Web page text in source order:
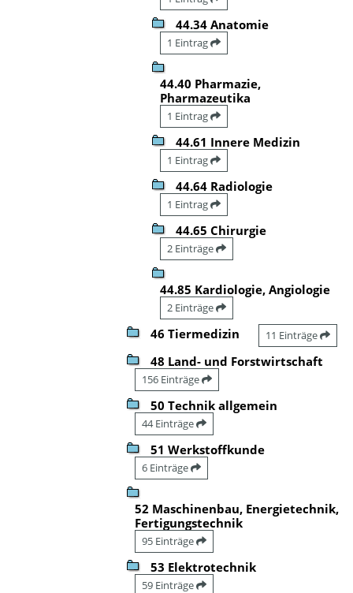
44.34 Anatomie
1 Eintrag
44.40 Pharmazie,
Pharmazeutika
1 Eintrag
44.61 Innere Medizin
1 Eintrag
44.64 Radiologie
1 Eintrag
44.65 Chirurgie
2 Einträge
44.85 Kardiologie, Angiologie
2 Einträge
46 Tiermedizin 11 Einträge
48 Land- und Forstwirtschaft
156 Einträge
50 Technik allgemein
44 Einträge
51 Werkstoffkunde
6 Einträge
52 Maschinenbau, Energietechnik,
Fertigungstechnik
95 Einträge
53 Elektrotechnik
59 Einträge